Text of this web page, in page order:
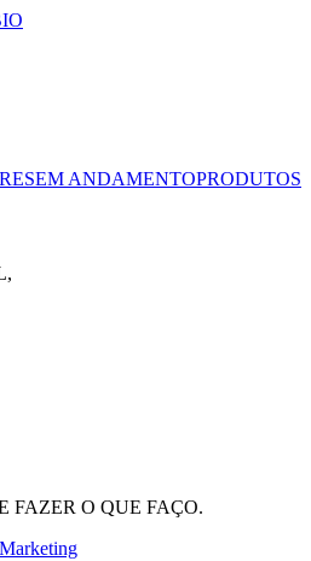
EM ANDAMENTOPRODUTOS
FAZER O QUE FAÇO.